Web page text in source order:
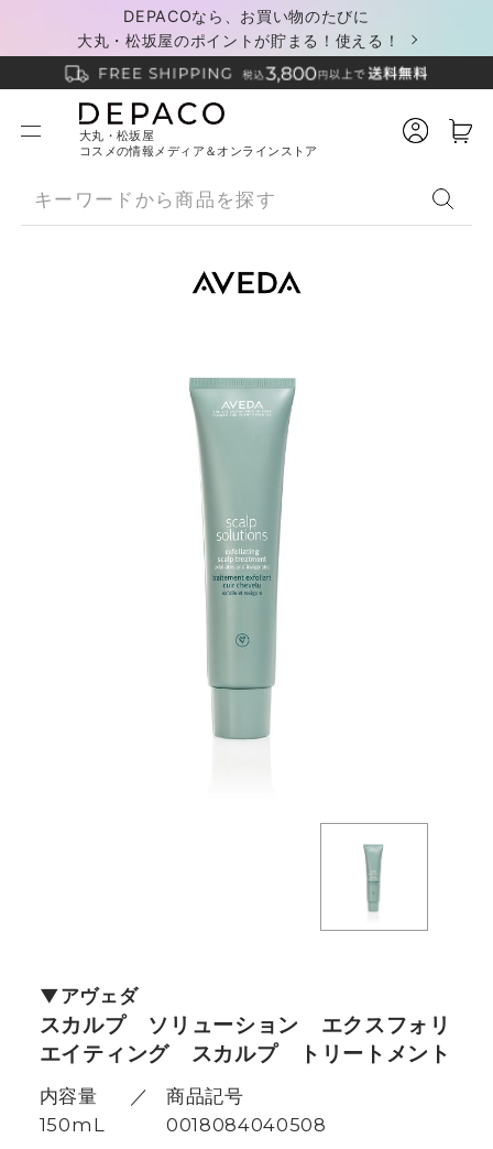
DEPACOなら、お買い物のたびに
大丸・松坂屋のポイントが貯まる！使える！
大丸・松坂屋
コスメの情報メディア＆オンラインストア
アヴェダ
スカルプ ソリューション エクスフォリ
エイティング スカルプ トリートメント
内容量
150mL
商品記号
0018084040508